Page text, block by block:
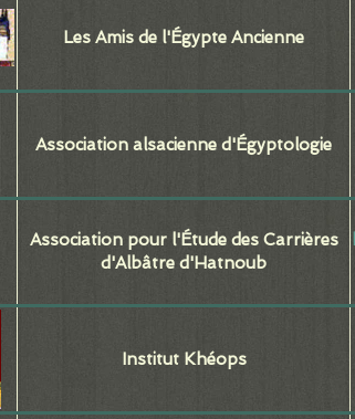
Les Amis de l'Égypte Ancienne
Association alsacienne d'Égyptologie
Association pour l'Étude des Carrières
d'Albâtre d'Hatnoub
Institut Khéops